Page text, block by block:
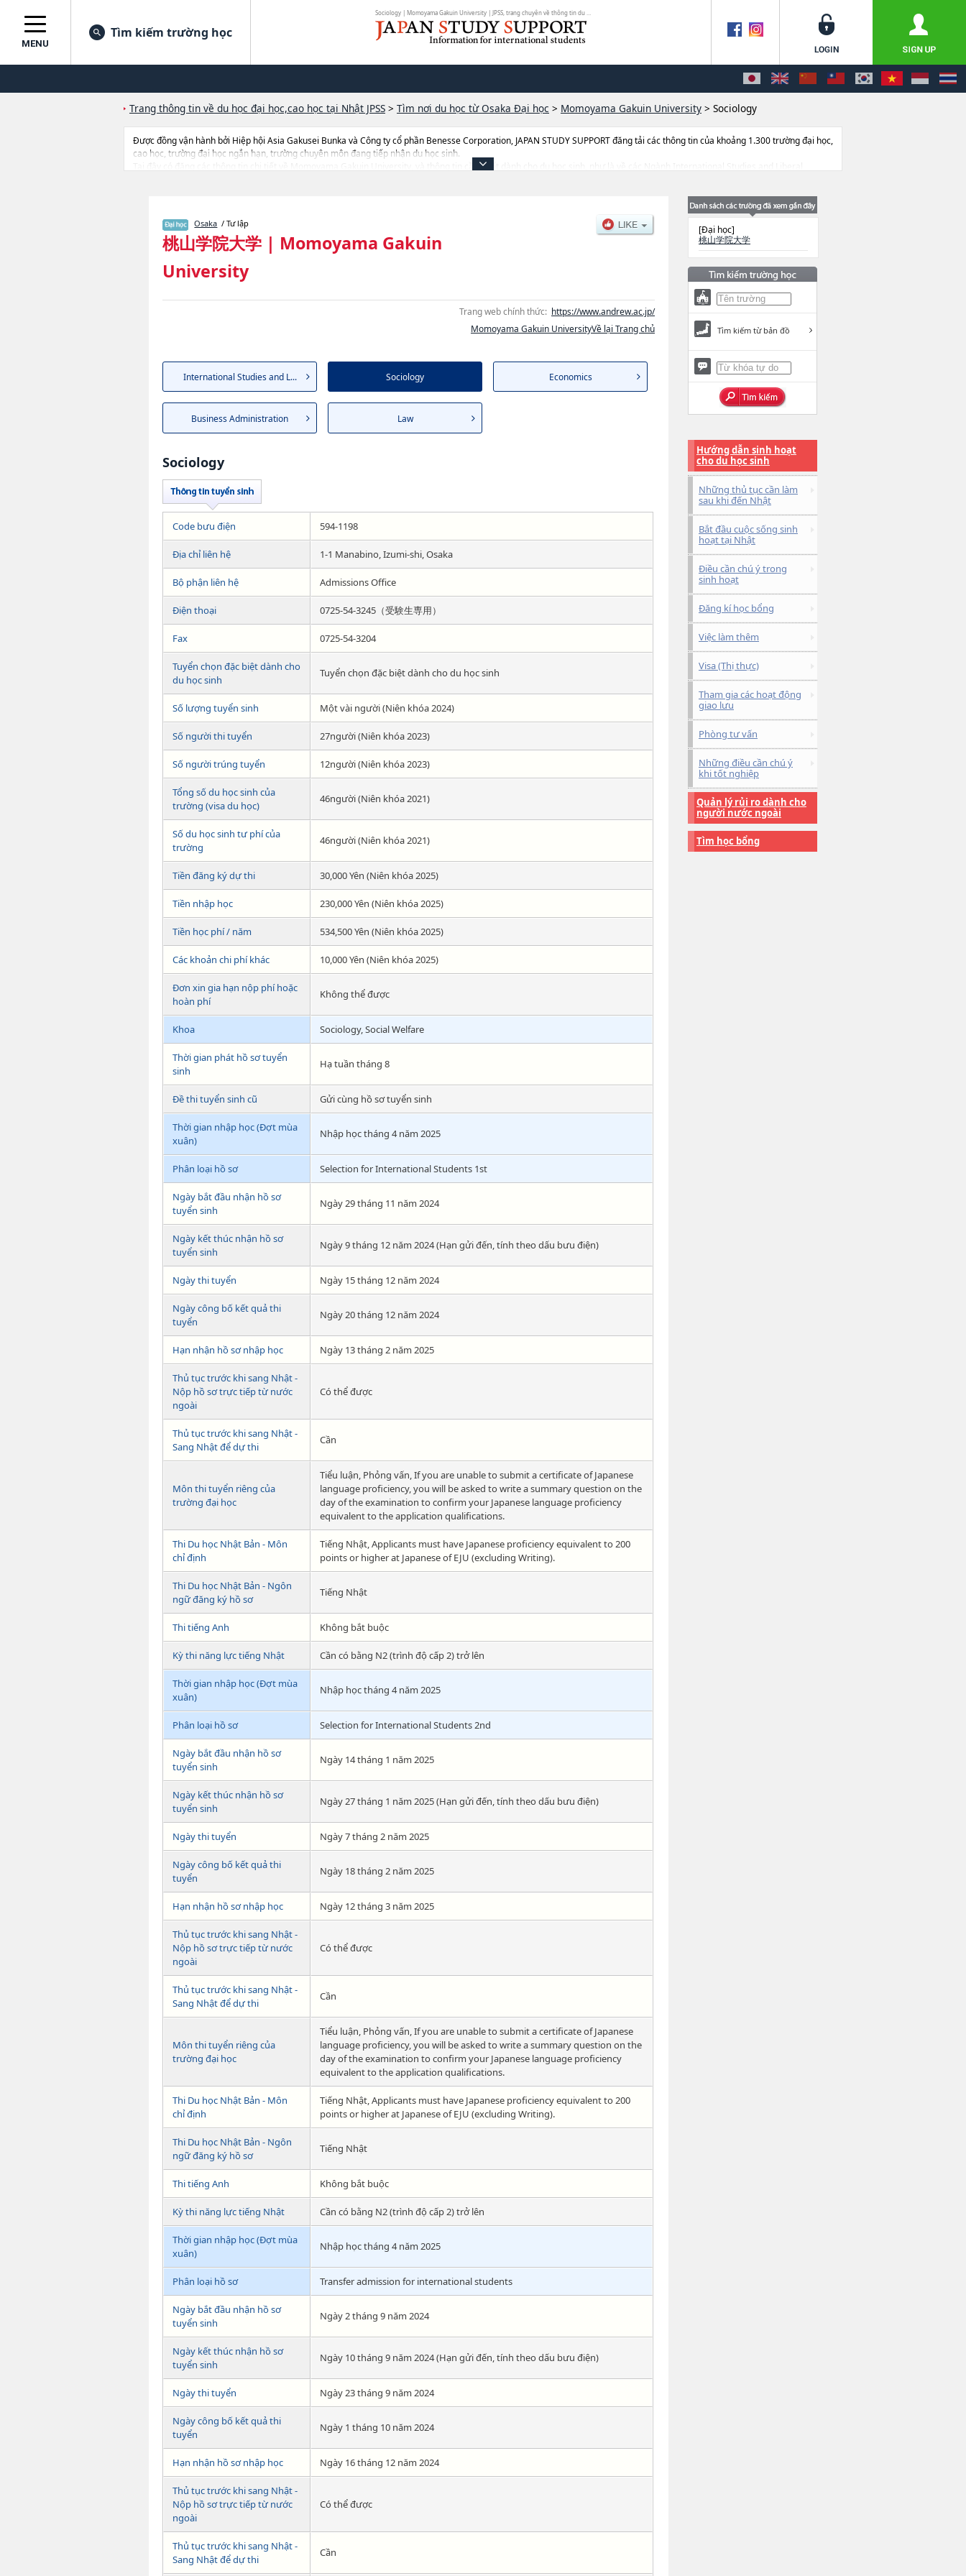
MENU
Tìm kiếm trường học
Trang thông tin về du học đại học,cao học tại Nhật JPSS > Tìm nơi du học từ Osaka Đại học > Momoyama Gakuin University > Sociology
Được đồng vận hành bởi Hiệp hội Asia Gakusei Bunka và Công ty cổ phần Benesse Corporation, JAPAN STUDY SUPPORT đăng tải các thông tin của khoảng 1.300 trường đại học,
cao học, trường đại học ngắn hạn, trường chuyên môn đang tiếp nhận du học sinh.
Tại đây có đăng các thông tin chi tiết về Momoyama Gakuin University, và thông tin cần thiết dành cho du học sinh, như là về các Ngành International Studies and Liberal
Osaka / Tư lập
桃山学院大学 | Momoyama Gakuin
University
Trang web chính thức: https://www.andrew.ac.jp/
Momoyama Gakuin UniversityVề lại Trang chủ
International Studies and L... Sociology Economics
Business Administration Law
Sociology
Code bưu điện 594-1198
Địa chỉ liên hệ 1-1 Manabino, Izumi-shi, Osaka
Bộ phận liên hệ Admissions Office
Điện thoại 0725-54-3245（受験生専用）
Fax 0725-54-3204
Tuyển chọn đặc biệt dành cho
du học sinh
Tuyển chọn đặc biệt dành cho du học sinh
Số lượng tuyển sinh Một vài người (Niên khóa 2024)
Số người thi tuyển 27người (Niên khóa 2023)
Số người trúng tuyển 12người (Niên khóa 2023)
Tổng số du học sinh của
trường (visa du học)
46người (Niên khóa 2021)
Số du học sinh tư phí của
trường
46người (Niên khóa 2021)
Tiền đăng ký dự thi 30,000 Yên (Niên khóa 2025)
Tiền nhập học 230,000 Yên (Niên khóa 2025)
Tiền học phí / năm 534,500 Yên (Niên khóa 2025)
Các khoản chi phí khác 10,000 Yên (Niên khóa 2025)
Đơn xin gia hạn nộp phí hoặc
hoàn phí
Không thể được
Khoa Sociology, Social Welfare
Thời gian phát hồ sơ tuyển
sinh
Hạ tuần tháng 8
Đề thi tuyển sinh cũ Gửi cùng hồ sơ tuyển sinh
Thời gian nhập học (Đợt mùa
xuân)
Nhập học tháng 4 năm 2025
Phân loại hồ sơ Selection for International Students 1st
Ngày bắt đầu nhận hồ sơ
tuyển sinh
Ngày 29 tháng 11 năm 2024
Ngày kết thúc nhận hồ sơ
tuyển sinh
Ngày 9 tháng 12 năm 2024 (Hạn gửi đến, tính theo dấu bưu điện)
Ngày thi tuyển Ngày 15 tháng 12 năm 2024
Ngày công bố kết quả thi
tuyển
Ngày 20 tháng 12 năm 2024
Hạn nhận hồ sơ nhập học Ngày 13 tháng 2 năm 2025
Thủ tục trước khi sang Nhật -
Nộp hồ sơ trực tiếp từ nước
ngoài
Có thể được
Thủ tục trước khi sang Nhật -
Sang Nhật để dự thi
Cần
Môn thi tuyển riêng của
trường đại học
Tiểu luận, Phỏng vấn, If you are unable to submit a certificate of Japanese
language proficiency, you will be asked to write a summary question on the
day of the examination to confirm your Japanese language proficiency
equivalent to the application qualifications.
Thi Du học Nhật Bản - Môn
chỉ định
Tiếng Nhật, Applicants must have Japanese proficiency equivalent to 200
points or higher at Japanese of EJU (excluding Writing).
Thi Du học Nhật Bản - Ngôn
ngữ đăng ký hồ sơ
Tiếng Nhật
Thi tiếng Anh Không bắt buộc
Kỳ thi năng lực tiếng Nhật Cần có bằng N2 (trình độ cấp 2) trở lên
Thời gian nhập học (Đợt mùa
xuân)
Nhập học tháng 4 năm 2025
Phân loại hồ sơ Selection for International Students 2nd
Ngày bắt đầu nhận hồ sơ
tuyển sinh
Ngày 14 tháng 1 năm 2025
Ngày kết thúc nhận hồ sơ
tuyển sinh
Ngày 27 tháng 1 năm 2025 (Hạn gửi đến, tính theo dấu bưu điện)
Ngày thi tuyển Ngày 7 tháng 2 năm 2025
Ngày công bố kết quả thi
tuyển
Ngày 18 tháng 2 năm 2025
Hạn nhận hồ sơ nhập học Ngày 12 tháng 3 năm 2025
Thủ tục trước khi sang Nhật -
Nộp hồ sơ trực tiếp từ nước
ngoài
Có thể được
Thủ tục trước khi sang Nhật -
Sang Nhật để dự thi
Cần
Môn thi tuyển riêng của
trường đại học
Tiểu luận, Phỏng vấn, If you are unable to submit a certificate of Japanese
language proficiency, you will be asked to write a summary question on the
day of the examination to confirm your Japanese language proficiency
equivalent to the application qualifications.
Thi Du học Nhật Bản - Môn
chỉ định
Tiếng Nhật, Applicants must have Japanese proficiency equivalent to 200
points or higher at Japanese of EJU (excluding Writing).
Thi Du học Nhật Bản - Ngôn
ngữ đăng ký hồ sơ
Tiếng Nhật
Thi tiếng Anh Không bắt buộc
Kỳ thi năng lực tiếng Nhật Cần có bằng N2 (trình độ cấp 2) trở lên
Thời gian nhập học (Đợt mùa
xuân)
Nhập học tháng 4 năm 2025
Phân loại hồ sơ Transfer admission for international students
Ngày bắt đầu nhận hồ sơ
tuyển sinh
Ngày 2 tháng 9 năm 2024
Ngày kết thúc nhận hồ sơ
tuyển sinh
Ngày 10 tháng 9 năm 2024 (Hạn gửi đến, tính theo dấu bưu điện)
Ngày thi tuyển Ngày 23 tháng 9 năm 2024
Ngày công bố kết quả thi
tuyển
Ngày 1 tháng 10 năm 2024
Hạn nhận hồ sơ nhập học Ngày 16 tháng 12 năm 2024
Thủ tục trước khi sang Nhật -
Nộp hồ sơ trực tiếp từ nước
ngoài
Có thể được
Thủ tục trước khi sang Nhật -
Sang Nhật để dự thi
Cần
[Đại học]
桃山学院大学
Tìm kiếm từ bản đồ
Hướng dẫn sinh hoạt
cho du học sinh
Những thủ tục cần làm
sau khi đến Nhật
Bắt đầu cuộc sống sinh
hoạt tại Nhật
Điều cần chú ý trong
sinh hoạt
Đăng kí học bổng
Việc làm thêm
Visa (Thị thực)
Tham gia các hoạt động
giao lưu
Phòng tư vấn
Những điều cần chú ý
khi tốt nghiệp
Quản lý rủi ro dành cho
người nước ngoài
Tìm học bổng